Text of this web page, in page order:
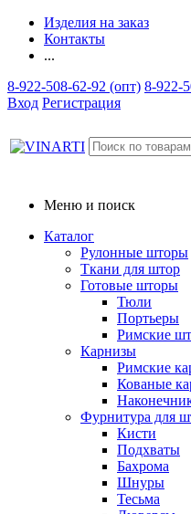
Изделия на заказ
Контакты
...
8-922-508-62-92 (опт) 8-922-
Вход Регистрация
Меню и поиск
Каталог
Рулонные шторы
Ткани для штор
Готовые шторы
Тюли
Портьеры
Римские
Карнизы
Римские
Кованые
Фурнитура для
Кисти
Подхваты
Бахрома
Шнуры
Тесьма